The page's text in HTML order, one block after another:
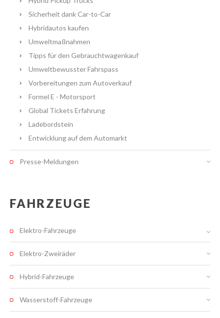
Sicherheit dank Car-to-Car
Hybridautos kaufen
Umweltmaßnahmen
Tipps für den Gebrauchtwagenkauf
Umweltbewusster Fahrspass
Vorbereitungen zum Autoverkauf
Formel E - Motorsport
Global Tickets Erfahrung
Ladebordstein
Entwicklung auf dem Automarkt
Presse-Meldungen
FAHRZEUGE
Elektro-Fahrzeuge
Elektro-Zweiräder
Hybrid-Fahrzeuge
Wasserstoff-Fahrzeuge